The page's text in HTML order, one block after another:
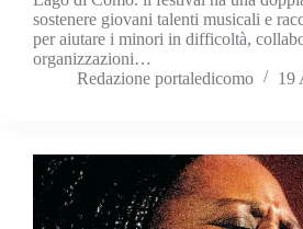
sostenere giovani talenti musicali e
per aiutare i minori in difficoltà,
organizzazioni…
Redazione portaledicomo
19